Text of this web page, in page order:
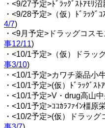
・<9/27予定>ﾄﾞﾗｯｸﾞｽﾄｱﾓﾘ
・<9/28予定>（仮）ﾄﾞﾗｯｸﾞ
4/7)
・<9月予定>ドラッグコス
事12/11)
・<10/1予定>（仮）ドラッ
事3/10)
・<10/1予定>カワチ薬品小
・<10/1予定>(仮）ﾄﾞﾗｯｸﾞｽ
・<10/1予定>V・drug高山
・<10/1予定>ｺｺｶﾗﾌｧｲﾝ橿原
・<10/2予定>(仮）ドラッ